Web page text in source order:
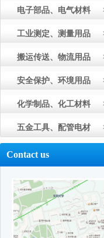
电子部品、电气材料
工业测定、测量用品
搬运传送、物流用品
安全保护、环境用品
化学制品、化工材料
五金工具、配管电材
Contact us